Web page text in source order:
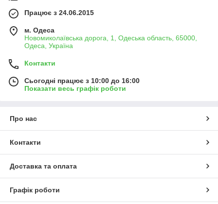
Працює з 24.06.2015
м. Одеса
Новомиколаївська дорога, 1, Одеська область, 65000,
Одеса, Україна
Контакти
Сьогодні працює з 10:00 до 16:00
Показати весь графік роботи
Про нас
Контакти
Доставка та оплата
Графік роботи